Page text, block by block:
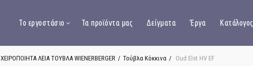
Το εργοστάσιο Τα προϊόντα μας Δείγματα Έργα Κατάλογος
ΧΕΙΡΟΠΟΙΗΤΑ ΛΕΙΑ ΤΟΥΒΛΑ WIENERBERGER Τούβλα Κόκκινα Oud Elst HV EF